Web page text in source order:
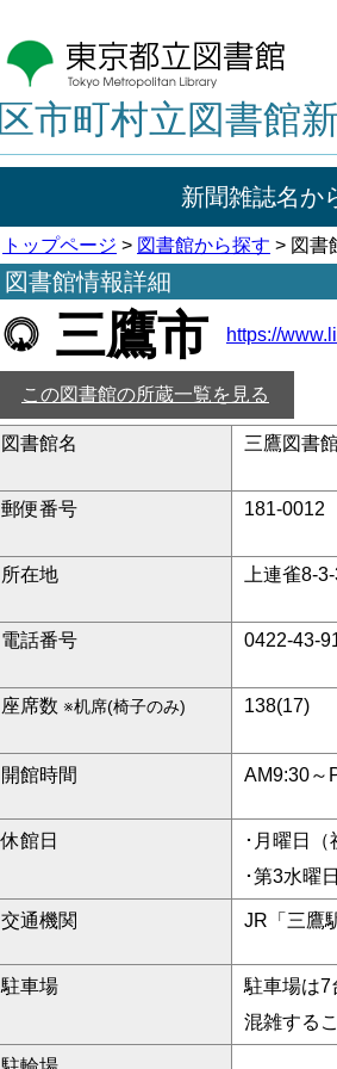
区市町村立図書館
新聞雑誌名か
トップページ > 図書館から探す > 図書
図書館情報詳細
三鷹市 https://
この図書館の所蔵一覧を見る
図書館名
三鷹図書
郵便番号 181-0012
所在地 上連雀8-
電話番号 0422-43-
座席数 ※机席(椅子のみ) 138(17)
開館時間 AM9:30～
休館日
･月曜日（
･第3水曜
交通機関 JR「三鷹
駐車場
駐車場は7
混雑する